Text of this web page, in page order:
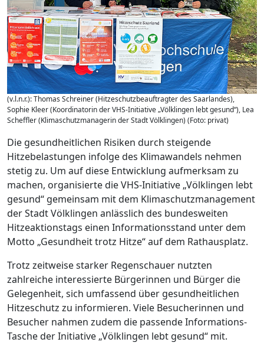
(v.l.n.r.): Thomas Schreiner (Hitzeschutzbeauftragter des Saarlandes),
Sophie Kleer (Koordinatorin der VHS-Initiative „Völklingen lebt gesund“), Lea
Scheffler (Klimaschutzmanagerin der Stadt Völklingen) (Foto: privat)
Die gesundheitlichen Risiken durch steigende
Hitzebelastungen infolge des Klimawandels nehmen
stetig zu. Um auf diese Entwicklung aufmerksam zu
machen, organisierte die VHS-Initiative „Völklingen lebt
gesund“ gemeinsam mit dem Klimaschutzmanagement
der Stadt Völklingen anlässlich des bundesweiten
Hitzeaktionstags einen Informationsstand unter dem
Motto „Gesundheit trotz Hitze“ auf dem Rathausplatz.
Trotz zeitweise starker Regenschauer nutzten
zahlreiche interessierte Bürgerinnen und Bürger die
Gelegenheit, sich umfassend über gesundheitlichen
Hitzeschutz zu informieren. Viele Besucherinnen und
Besucher nahmen zudem die passende Informations-
Tasche der Initiative „Völklingen lebt gesund“ mit.